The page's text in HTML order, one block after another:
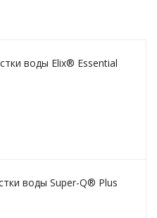
воды Elix® Essential
воды Super-Q® Plus